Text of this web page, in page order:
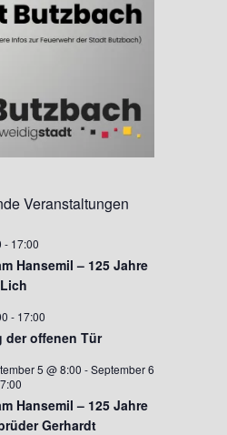
Veranstaltungen
- 17:00
Hansemil – 125 Jahre
- 17:00
der offenen Tür
5 @ 8:00 -September 6
Hansemil – 125 Jahre
Gerhardt